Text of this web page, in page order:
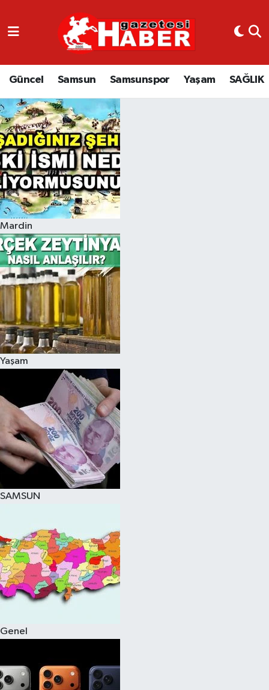
Güncel Samsun Samsunspor Yaşam SAĞLIK
Mardin
Yaşam
SAMSUN
Genel
GÜNCEL
SAMSUN
SAMSUNSPOR
EKONOMİ
YAŞAM